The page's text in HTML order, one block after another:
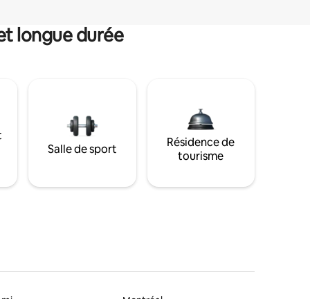
longue durée
Salle de sport
Résidence de
tourisme